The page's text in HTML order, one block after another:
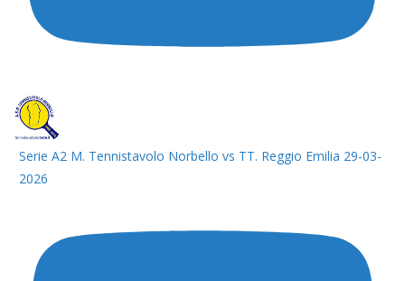
Serie A2 M. Tennistavolo Norbello vs TT. Reggio Emilia 29-03-
2026